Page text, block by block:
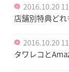
2016.10.20
店舗別特典ど
2016.10.20
タワレコと